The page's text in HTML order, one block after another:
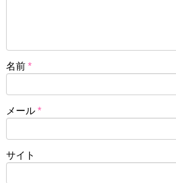
名前 *
メール *
サイト